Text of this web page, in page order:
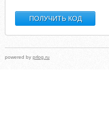
powered by prlog.ru